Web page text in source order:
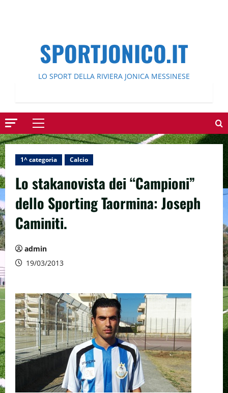
SPORTJONICO.IT
LO SPORT DELLA RIVIERA JONICA MESSINESE
Menu
principale
1^ categoria Calcio
Lo stakanovista dei “Campioni”
dello Sporting Taormina: Joseph
Caminiti.
admin
19/03/2013